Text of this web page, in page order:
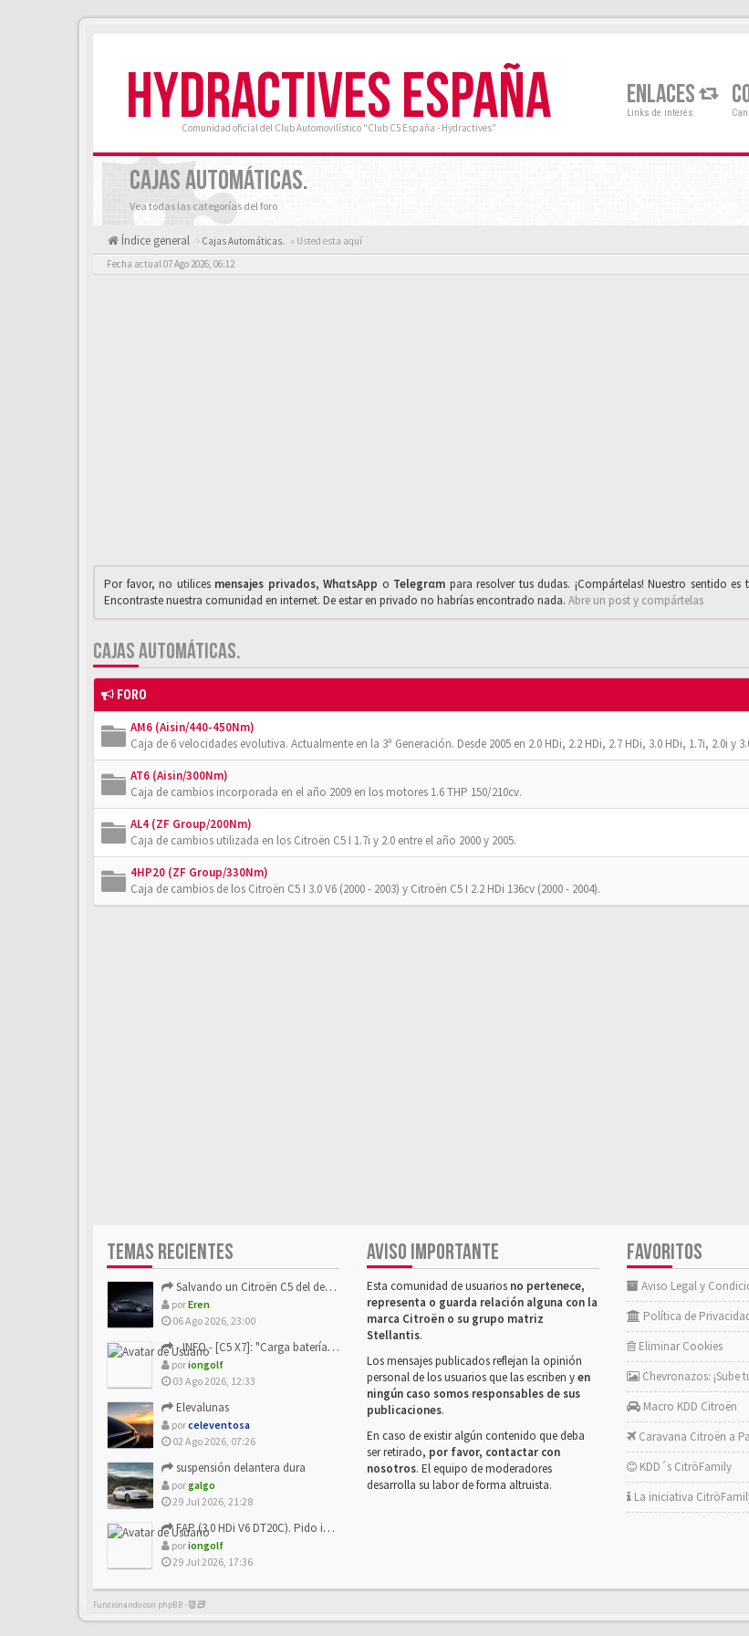
HYDRACTIVES ESPAÑA
Comunidad oficial del Club Automovilístico "Club C5 España - Hydractives"
ENLACES
Links de interés
CAJAS AUTOMÁTICAS.
Vea todas las categorías del foro
Índice general Cajas Automáticas. « Usted esta aquí
Fecha actual 07 Ago 2026, 06:12
Por favor, no utilices mensajes privados,WhαtsApp o Telegrαm para resolver tus dudas. ¡Compártelas! Nuestro sentido
Encontraste nuestra comunidad en internet. De estar en privado no habrías encontrado nada. Abre un post y compártelas
CAJAS AUTOMÁTICAS.
FORO
AM6 (Aisin/440-450Nm)
Caja de 6 velocidades evolutiva. Actualmente en la 3ª Generación. Desde 2005 en 2.0 HDi, 2.2 HDi, 2.7 HDi, 3.0 HDi, 1.7i, 2.0i y
AT6 (Aisin/300Nm)
Caja de cambios incorporada en el año 2009 en los motores 1.6 THP 150/210cv.
AL4 (ZF Group/200Nm)
Caja de cambios utilizada en los Citroën C5 I 1.7i y 2.0 entre el año 2000 y 2005.
4HP20 (ZF Group/330Nm)
Caja de cambios de los Citroën C5 I 3.0 V6 (2000 - 2003) y Citroën C5 I 2.2 HDi 136cv (2000 - 2004).
TEMAS RECIENTES
Salvando un Citroën C5 del desguace: Presentación y seguimiento
porEren
06 Ago 2026, 23:00
- INFO - [C5 X7]: "Carga batería o alimentación eléctri...
poriongolf
03 Ago 2026, 12:33
Elevalunas
porceleventosa
02 Ago 2026, 07:26
suspensión delantera dura
porgalgo
29 Jul 2026, 21:28
FAP (3.0 HDi V6 DT20C). Pido info sobre su sustitución
poriongolf
29 Jul 2026, 17:36
AVISO IMPORTANTE
Esta comunidad de usuarios no pertenece,
representa o guarda relación alguna con la
marca Citroën o su grupo matriz
Stellantis.
Los mensajes publicados reflejan la opinión
personal de los usuarios que las escriben yen
ningún caso somos responsables de sus
publicaciones.
En caso de existir algún contenido que deba
ser retirado, por favor, contactar con
nosotros. El equipo de moderadores
desarrolla su labor de forma altruista.
FAVORITOS
Aviso Legal y
Política de
Eliminar Cookies
Chevronazos: ¡Sube
Macro KDD Citroën
Caravana Citroën a
KDD´s CitröFamily
La iniciativa
Funcionando con phpBB -